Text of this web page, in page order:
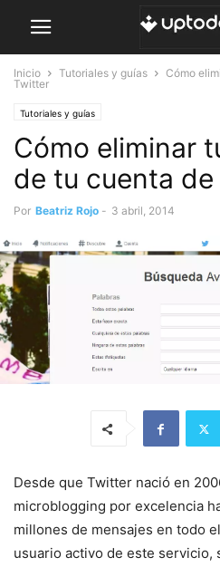
Inicio Tutoriales y guías
Cómo
Twitter
Tutoriales y guías
Cómo eliminar
de tu cuenta
Por Beatriz Rojo - 3 abril, 2014
Desde que Twitter nació en
microblogging por excelencia
millones de mensajes en todo
usuario activo de este servicio,